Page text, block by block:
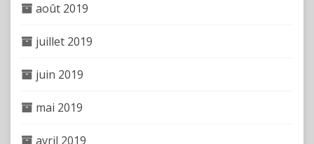
août 2019
juillet 2019
juin 2019
mai 2019
avril 2019